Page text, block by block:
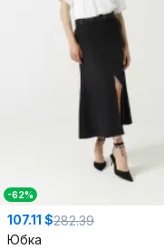
-62%
107.11 $282.39
Юбка